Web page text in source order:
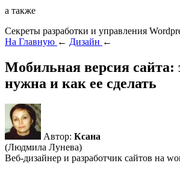
а также
Секреты разработки и управления
На Главную ← Дизайн ←
Мобильная версия сайта:
нужна и как ее сделать
Автор: Ксана
(Людмила Лунева)
Веб-дизайнер и разработчик сайтов на